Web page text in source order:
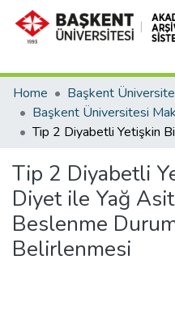
Home
Tip 2 Diyabetli
Diyet ile Yağ
Beslenme
Belirlenmesi